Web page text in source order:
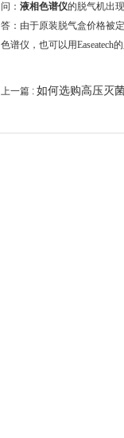
问： 液相色谱仪的脱气机出
答：由于原装脱气盒价格被
色谱仪，也可以用Easeatech
上一篇 : 如何选购高压灭